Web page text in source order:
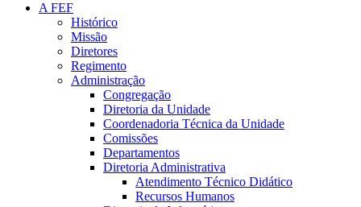
A FEF
Histórico
Missão
Diretores
Regimento
Administração
Congregação
Diretoria da Unidade
Coordenadoria Técnica da Unidade
Comissões
Departamentos
Diretoria Administrativa
Atendimento Técnico Didático
Recursos Humanos